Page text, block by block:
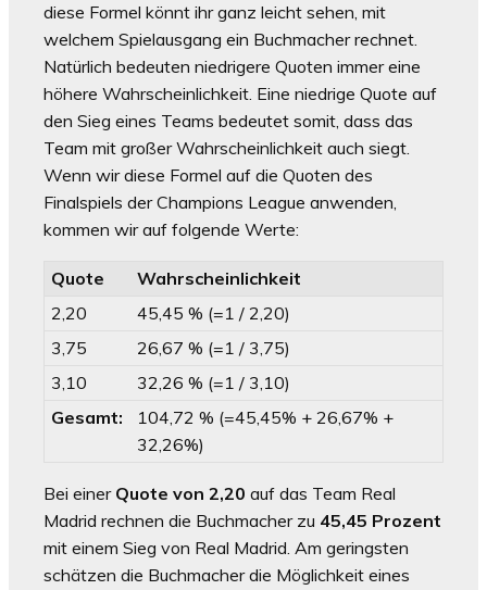
diese Formel könnt ihr ganz leicht sehen, mit
welchem Spielausgang ein Buchmacher rechnet.
Natürlich bedeuten niedrigere Quoten immer eine
höhere Wahrscheinlichkeit. Eine niedrige Quote auf
den Sieg eines Teams bedeutet somit, dass das
Team mit großer Wahrscheinlichkeit auch siegt.
Wenn wir diese Formel auf die Quoten des
Finalspiels der Champions League anwenden,
kommen wir auf folgende Werte:
Quote
Wahrscheinlichkeit
2,20
45,45 % (=1 / 2,20)
3,75
26,67 % (=1 / 3,75)
3,10
32,26 % (=1 / 3,10)
Gesamt:
104,72 % (=45,45% + 26,67% +
32,26%)
Bei einer Quote von 2,20 auf das Team Real
Madrid rechnen die Buchmacher zu 45,45 Prozent
mit einem Sieg von Real Madrid. Am geringsten
schätzen die Buchmacher die Möglichkeit eines